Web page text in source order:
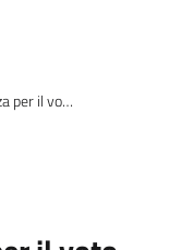
voto online